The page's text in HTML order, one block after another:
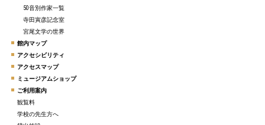
50音別作家一覧
寺田寅彦記念室
宮尾文学の世界
館内マップ
アクセシビリティ
アクセスマップ
ミュージアムショップ
ご利用案内
観覧料
学校の先生方へ